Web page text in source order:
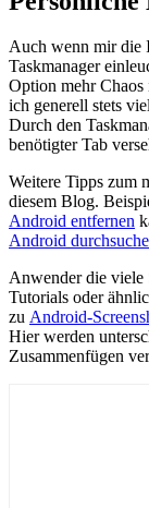
Auch wenn mir die
Taskmanager
Option mehr
ich generell stets
Durch den
benötigter Tab
Weitere Tipps zum
diesem Blog.
Android entfernen
Android
Anwender die viele
Tutorials oder
zu Android-
Hier werden
Zusammenfügen